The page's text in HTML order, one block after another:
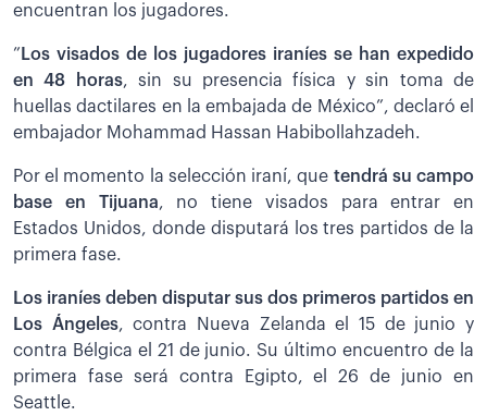
encuentran los jugadores.
” Los visados de los jugadores iraníes se han expedido
en 48 horas, sin su presencia física y sin toma de
huellas dactilares en la embajada de México”, declaró el
embajador Mohammad Hassan Habibollahzadeh.
Por el momento la selección iraní, que tendrá su campo
base en Tijuana, no tiene visados para entrar en
Estados Unidos, donde disputará los tres partidos de la
primera fase.
Los iraníes deben disputar sus dos primeros partidos en
Los Ángeles, contra Nueva Zelanda el 15 de junio y
contra Bélgica el 21 de junio. Su último encuentro de la
primera fase será contra Egipto, el 26 de junio en
Seattle.